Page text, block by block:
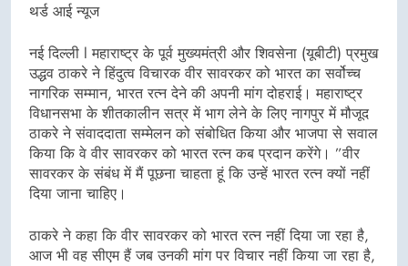
थर्ड आई न्यूज
नई दिल्ली l महाराष्ट्र के पूर्व मुख्यमंत्री और शिवसेना (यूबीटी) प्रमुख
उद्धव ठाकरे ने हिंदुत्व विचारक वीर सावरकर को भारत का सर्वोच्च
नागरिक सम्मान, भारत रत्न देने की अपनी मांग दोहराई। महाराष्ट्र
विधानसभा के शीतकालीन सत्र में भाग लेने के लिए नागपुर में मौजूद
ठाकरे ने संवाददाता सम्मेलन को संबोधित किया और भाजपा से सवाल
किया कि वे वीर सावरकर को भारत रत्न कब प्रदान करेंगे। ”वीर
सावरकर के संबंध में मैं पूछना चाहता हूं कि उन्हें भारत रत्न क्यों नहीं
दिया जाना चाहिए।
ठाकरे ने कहा कि वीर सावरकर को भारत रत्न नहीं दिया जा रहा है,
आज भी वह सीएम हैं जब उनकी मांग पर विचार नहीं किया जा रहा है,